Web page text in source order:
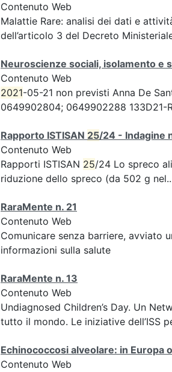
Contenuto Web
Malattie Rare: analisi dei dati e
dell’articolo 3 del Decreto
Neuroscienze sociali, isolamento e
Contenuto Web
2021-05-21 non previsti Anna De
0649902804; 0649902288 133D21-
Rapporto ISTISAN 25/24 - Indagine
Contenuto Web
Rapporti ISTISAN 25/24 Lo spreco
riduzione dello spreco (da 502 g
RaraMente n. 21
Contenuto Web
Comunicare senza barriere, avviato
informazioni sulla salute
RaraMente n. 13
Contenuto Web
Undiagnosed Children’s Day. Un
tutto il mondo. Le iniziative dell’ISS
Echinococcosi alveolare: in
Contenuto Web